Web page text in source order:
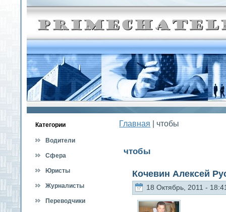
Категοрии
Водители
Сфера
обслуживания
Юристы
Журналисты
Переводчики
Главная | чтобы
чтобы
Кочевин Алексей
18 Октябрь, 2011 -